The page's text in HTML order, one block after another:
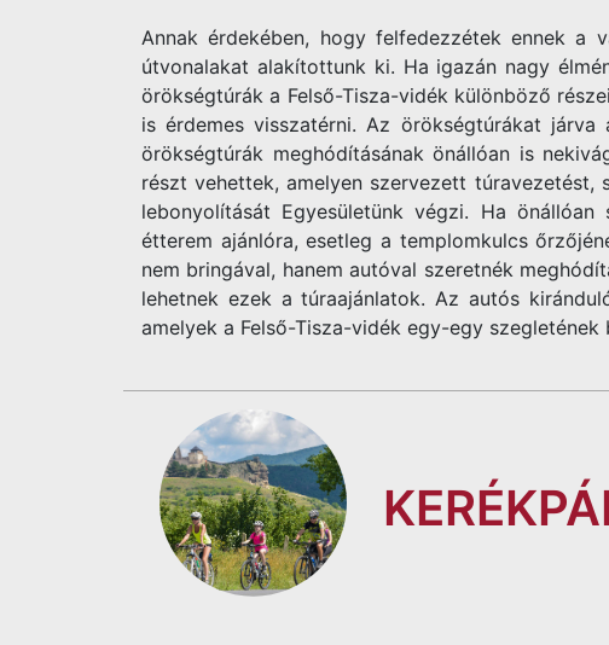
Annak érdekében, hogy felfedezzétek ennek a
útvonalakat alakítottunk ki. Ha igazán nagy
örökségtúrák a Felső-Tisza-vidék különböző
is érdemes visszatérni. Az örökségtúrákat
örökségtúrák meghódításának önállóan is
részt vehettek, amelyen szervezett
lebonyolítását Egyesületünk végzi. Ha
étterem ajánlóra, esetleg a templomkulcs
nem bringával, hanem autóval szeretnék
lehetnek ezek a túraajánlatok. Az autós
amelyek a Felső-Tisza-vidék egy-egy